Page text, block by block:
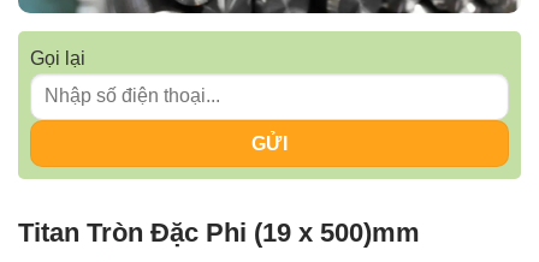
Gọi lại
Titan Tròn Đặc Phi (19 x 500)mm